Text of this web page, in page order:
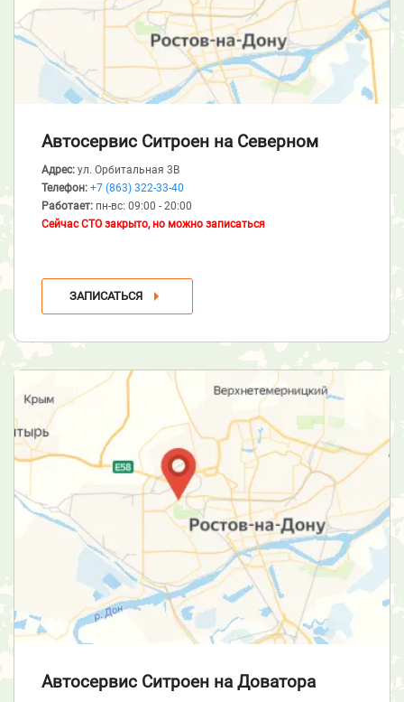
Автосервис Ситроен на Северном
Адрес: ул. Орбитальная 3В
Телефон: +7 (863) 322-33-40
Работает: пн-вс: 09:00 - 20:00
Сейчас СТО закрыто, но можно записаться
ЗАПИСАТЬСЯ
Автосервис Ситроен на Доватора